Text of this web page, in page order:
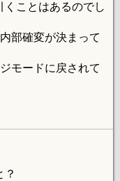
くことはあるのでし
部確変が決まって
モードに戻されて
？